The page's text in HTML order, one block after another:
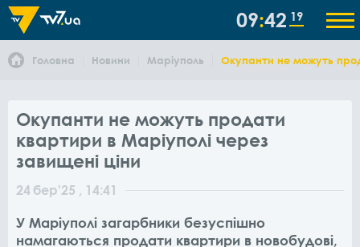
09 42 19
Головна Новини Маріуполь Окупанти не можуть
Окупанти не можуть продати
квартири в Маріуполі через
завищені ціни
24 бер'25 , 14:41
У Маріуполі загарбники безуспішно
намагаються продати квартири в новобудові,